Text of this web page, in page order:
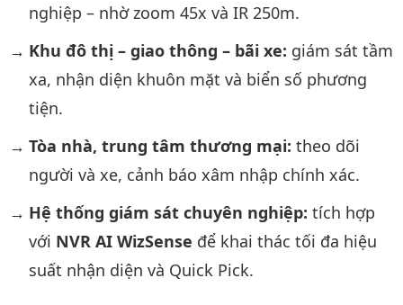
nghiệp – nhờ zoom 45x và IR 250m.
Khu đô thị – giao thông – bãi xe: giám sát tầm
xa, nhận diện khuôn mặt và biển số phương
tiện.
Tòa nhà, trung tâm thương mại: theo dõi
người và xe, cảnh báo xâm nhập chính xác.
Hệ thống giám sát chuyên nghiệp: tích hợp
với NVR AI WizSense để khai thác tối đa hiệu
suất nhận diện và Quick Pick.